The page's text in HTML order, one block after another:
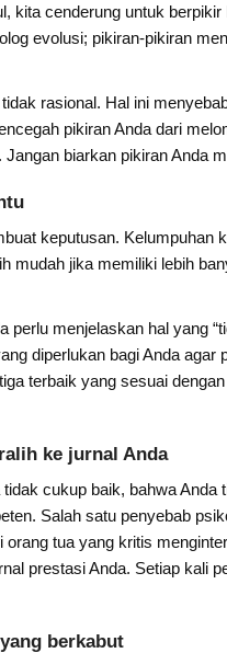
kita cenderung untuk
evolusi; pikiran-pikiran
rasional. Hal ini
pikiran Anda dari
biarkan pikiran Anda
keputusan. Kelumpuhan
mudah jika memiliki lebih
perlu menjelaskan hal yang
diperlukan bagi Anda agar
terbaik yang sesuai
ke jurnal Anda
cukup baik, bahwa
Salah satu penyebab
tua yang kritis
prestasi Anda. Setiap kali
berkabut